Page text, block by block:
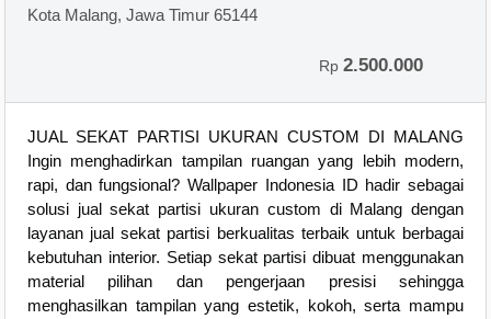
Kota Malang, Jawa Timur 65144
Rp2.500.000
JUAL SEKAT PARTISI UKURAN CUSTOM DI MALANG
Ingin menghadirkan tampilan ruangan yang lebih modern,
rapi, dan fungsional? Wallpaper Indonesia ID hadir sebagai
solusi jual sekat partisi ukuran custom di Malang dengan
layanan jual sekat partisi berkualitas terbaik untuk berbagai
kebutuhan interior. Setiap sekat partisi dibuat menggunakan
material pilihan dan pengerjaan presisi sehingga
menghasilkan tampilan yang estetik, kokoh, serta mampu